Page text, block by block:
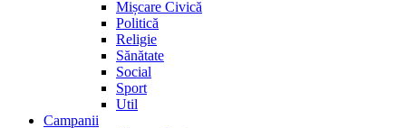
Mișcare Civică
Politică
Religie
Sănătate
Social
Sport
Util
Campanii